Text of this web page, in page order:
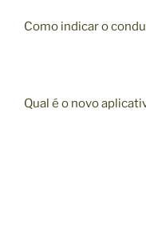
Como indicar o
Qual é o novo